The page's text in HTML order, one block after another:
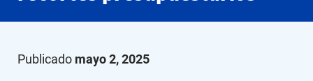
Publicado mayo 2, 2025